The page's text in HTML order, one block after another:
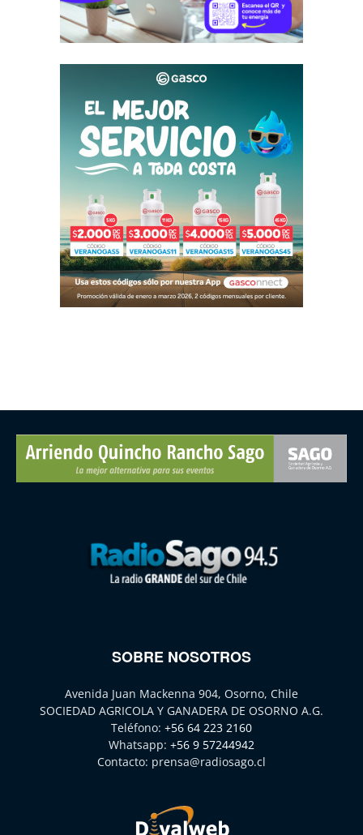
SOBRE NOSOTROS
Avenida Juan Mackenna 904, Osorno, Chile
SOCIEDAD AGRICOLA Y GANADERA DE OSORNO A.G.
Teléfono: +56 64 223 2160
Whatsapp: +56 9 57244942
Contacto: prensa@radiosago.cl